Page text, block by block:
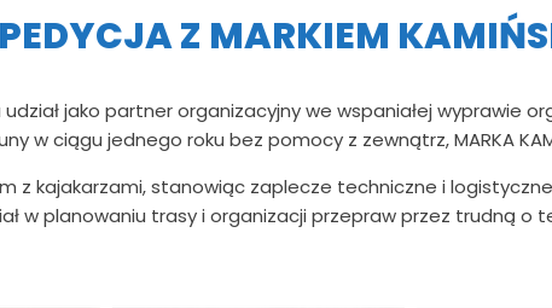
Z MARKIEM
udział jako partner organizacyjny we wspaniałej wyprawie
w ciągu jednego roku bez pomocy z zewnątrz, MARKA
z kajakarzami, stanowiąc zaplecze techniczne i
w planowaniu trasy i organizacji przepraw przez trudną